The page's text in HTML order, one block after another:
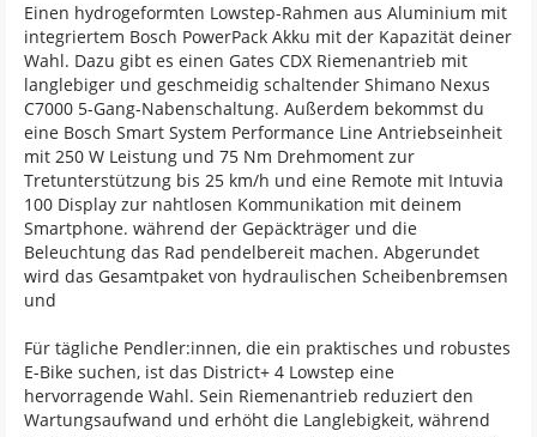
Einen hydrogeformten Lowstep-Rahmen aus Aluminium mit
integriertem Bosch PowerPack Akku mit der Kapazität deiner
Wahl. Dazu gibt es einen Gates CDX Riemenantrieb mit
langlebiger und geschmeidig schaltender Shimano Nexus
C7000 5-Gang-Nabenschaltung. Außerdem bekommst du
eine Bosch Smart System Performance Line Antriebseinheit
mit 250 W Leistung und 75 Nm Drehmoment zur
Tretunterstützung bis 25 km/h und eine Remote mit Intuvia
100 Display zur nahtlosen Kommunikation mit deinem
Smartphone. während der Gepäckträger und die
Beleuchtung das Rad pendelbereit machen. Abgerundet
wird das Gesamtpaket von hydraulischen Scheibenbremsen
und
Für tägliche Pendler:innen, die ein praktisches und robustes
E-Bike suchen, ist das District+ 4 Lowstep eine
hervorragende Wahl. Sein Riemenantrieb reduziert den
Wartungsaufwand und erhöht die Langlebigkeit, während